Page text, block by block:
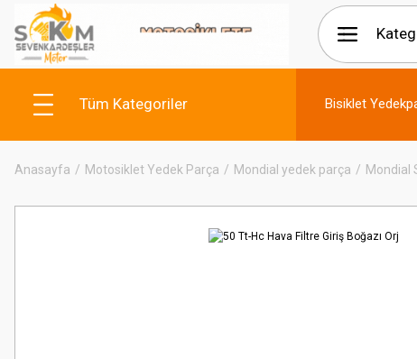
Tüm Kategoriler Bisiklet
Anasayfa Motosiklet Yedek Parça Mondial yedek parça Mondial